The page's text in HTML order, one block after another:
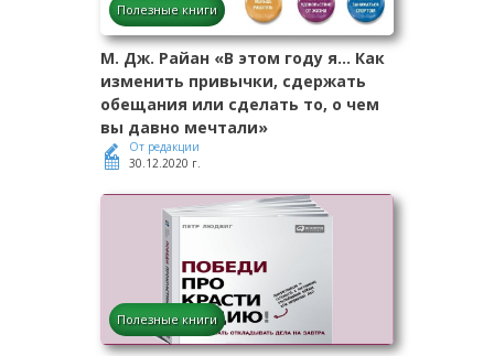
Полезные книги
М. Дж. Райан «В этом году я… Как
изменить привычки, сдержать
обещания или сделать то, о чем
вы давно мечтали»
От редакции
30.12.2020 г.
Полезные книги